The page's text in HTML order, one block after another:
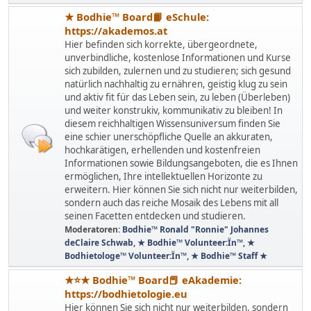
★ Bodhie™ Board📙 eSchule:
https://akademos.at
Hier befinden sich korrekte, übergeordnete,
unverbindliche, kostenlose Informationen und Kurse
sich zubilden, zulernen und zu studieren; sich gesund
natürlich nachhaltig zu ernähren, geistig klug zu sein
und aktiv fit für das Leben sein, zu leben (Überleben)
und weiter konstrukiv, kommunikativ zu bleiben! In
diesem reichhaltigen Wissensuniversum finden Sie
eine schier unerschöpfliche Quelle an akkuraten,
hochkarätigen, erhellenden und kostenfreien
Informationen sowie Bildungsangeboten, die es Ihnen
ermöglichen, Ihre intellektuellen Horizonte zu
erweitern. Hier können Sie sich nicht nur weiterbilden,
sondern auch das reiche Mosaik des Lebens mit all
seinen Facetten entdecken und studieren.
Moderatoren: Bodhie™ Ronald "Ronnie" Johannes
deClaire Schwab,★ Bodhie™ Volunteer:Ïn™,★
Bodhietologe™ Volunteer:Ïn™,★ Bodhie™ Staff ★
★⭐️★ Bodhie™ Board📕 eAkademie:
https://bodhietologie.eu
Hier können Sie sich nicht nur weiterbilden, sondern